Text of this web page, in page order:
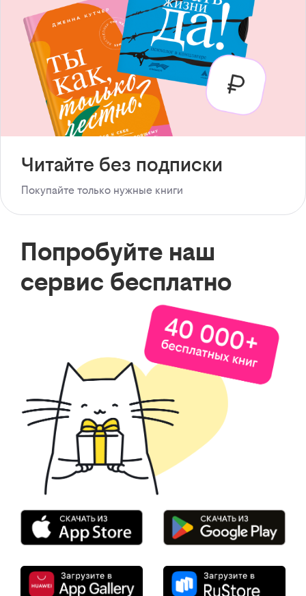
Читайте без подписки
Покупайте только нужные книги
Попробуйте наш
сервис бесплатно